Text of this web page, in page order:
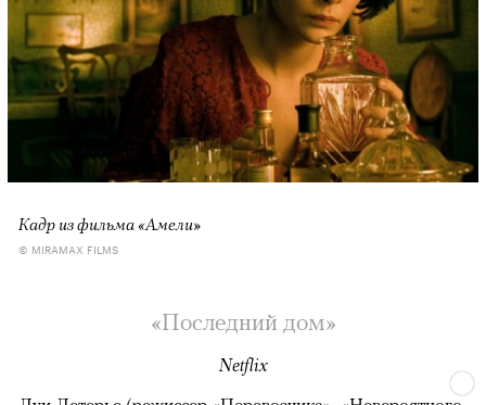
Кадр из фильма «Амели»
© MIRAMAX FILMS
«Последний дом»
Netflix